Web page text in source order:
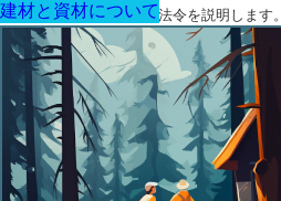
建築に関する用語と関連法令を説明します。
建材と資材について
建材と資材について
建材と資材について
建材と資材について
建材と資材について
建材と資材について
建材と資材について